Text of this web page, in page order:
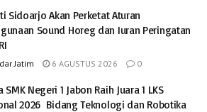
Sidoarjo Akan Perketat Aturan
Sound Horeg dan Iuran Peringatan
Jatim 6 AGUSTUS 2026 0
SMK Negeri 1 Jabon Raih Juara 1 LKS
2026 Bidang Teknologi dan Robotika